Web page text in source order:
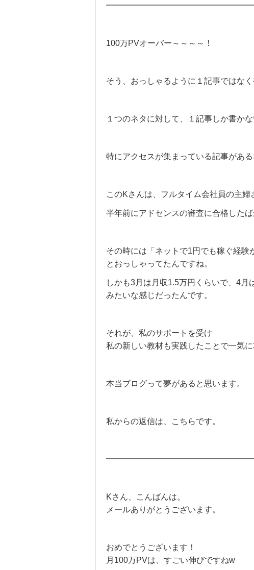
100万PVオーバー～～～～！
そう、おっしゃるように１記事ではな
１つのネタに対して、１記事しか書か
特にアクセスが集まっている記事があ
このKさんは、フルタイム会社員の主婦
半年前にアドセンスの審査に合格したば
その時には「ネットで1円でも稼ぐ経験
とおっしゃってたんですね。
しかも3月は月収1.5万円くらいで、4月
みたいな感じだったんです。
それが、私のサポートを受け
私の新しい教材も実践したことで一気に
本当ブログって夢があると思います。
私からの返信は、こちらです。
Kさん、こんばんは。
メールありがとうございます。
おめでとうございます！
月100万PVは、すごい伸びですねw